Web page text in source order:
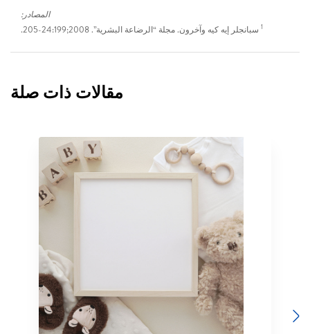
المصادر:
1 سبانجلر إيه كيه وآخرون. مجلة “الرضاعة البشرية”. 2008;24:199-205.
مقالات ذات صلة
Previous